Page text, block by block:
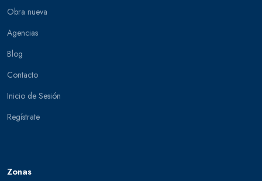
Obra nueva
Agencias
Blog
Contacto
Inicio de Sesión
Regístrate
Zonas